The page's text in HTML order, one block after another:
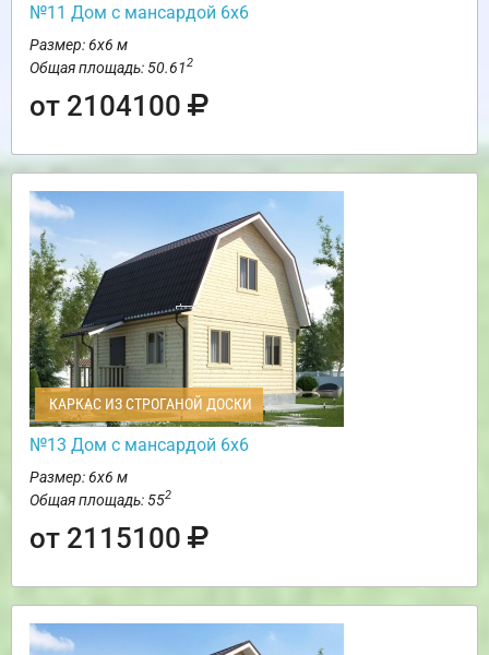
№11 Дом с мансардой 6х6
Размер: 6х6 м
Общая площадь: 50.612
от 2104100
КАРКАС ИЗ СТРОГАНОЙ ДОСКИ
№13 Дом с мансардой 6х6
Размер: 6х6 м
Общая площадь: 552
от 2115100